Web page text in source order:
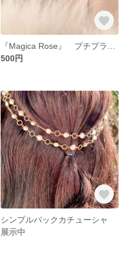
500円
シンプルバックカチューシャ
展示中